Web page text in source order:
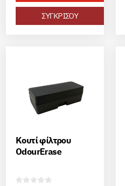
ΣΥΓΚΡΙΣΟΥ
Κουτί φίλτρου
OdourErase